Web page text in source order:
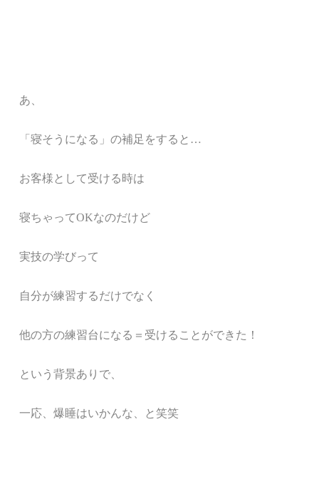
あ、
「寝そうになる」の補足をすると…
お客様として受ける時は
寝ちゃってOKなのだけど
実技の学びって
自分が練習するだけでなく
他の方の練習台になる＝受けることができた！
という背景ありで、
一応、爆睡はいかんな、と笑笑